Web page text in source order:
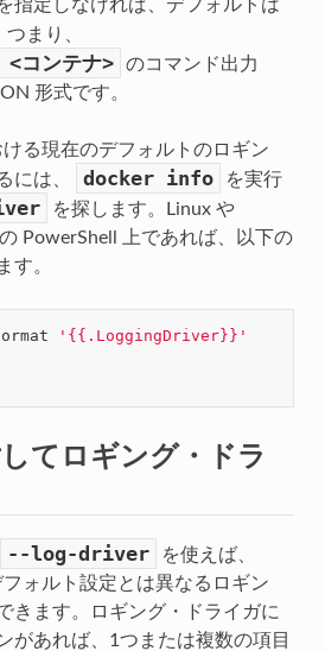
指定しなければ、デフォルトは
まり、
<コンテナ>
のコマンド出力
形式です。
る現在のデフォルトのロギン
には、
docker info
を実行
を探します。Linux や
PowerShell 上であれば、以下の
す。
'{{.LoggingDriver}}'
てロギング・ドラ
--log-driver
を使えば、
ォルト設定とは異なるロギン
きます。ロギング・ドライガに
があれば、1つまたは複数の項目